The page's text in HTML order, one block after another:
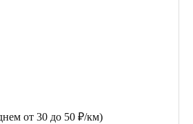
от 30 до 50 ₽/км)